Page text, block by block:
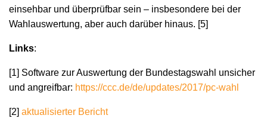
einsehbar und überprüfbar sein – insbesondere bei der
Wahlauswertung, aber auch darüber hinaus. [5]
Links:
[1] Software zur Auswertung der Bundestagswahl unsicher
und angreifbar: https://ccc.de/de/updates/2017/pc-wahl
[2] aktualisierter Bericht